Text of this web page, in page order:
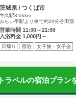
茨城県 / つくば市
牛久駅3.06km
みらい平駅より車で約20分谷田部
営業時間 11:00～21:00
入浴料金 1,000円～
日帰り 宿泊 女子旅・女子会
ラベルの宿泊プラン